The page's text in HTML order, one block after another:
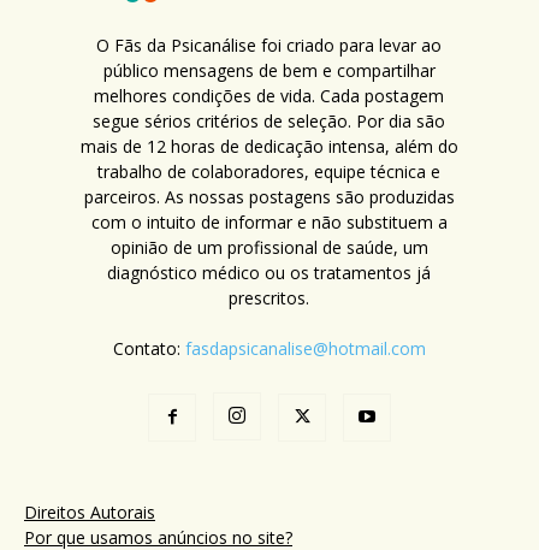
O Fãs da Psicanálise foi criado para levar ao
público mensagens de bem e compartilhar
melhores condições de vida. Cada postagem
segue sérios critérios de seleção. Por dia são
mais de 12 horas de dedicação intensa, além do
trabalho de colaboradores, equipe técnica e
parceiros. As nossas postagens são produzidas
com o intuito de informar e não substituem a
opinião de um profissional de saúde, um
diagnóstico médico ou os tratamentos já
prescritos.
Contato: fasdapsicanalise@hotmail.com
Direitos Autorais
Por que usamos anúncios no site?